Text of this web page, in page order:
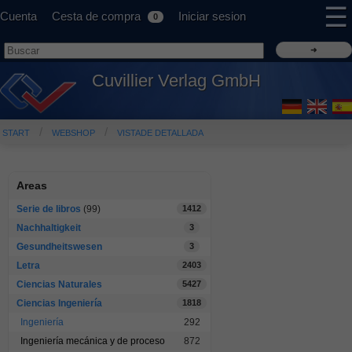
Cuenta Cesta de compra 0 Iniciar sesion ☰
Cuvillier Verlag GmbH
START WEBSHOP VISTADE DETALLADA
Areas
Serie de libros (99) 1412
Nachhaltigkeit 3
Gesundheitswesen 3
Letra 2403
Ciencias Naturales 5427
Ciencias Ingeniería 1818
Ingeniería
292
Ingeniería mecánica y de proceso
872